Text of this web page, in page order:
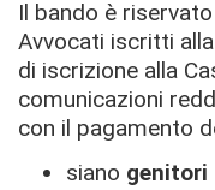
Il bando è
Avvocati iscritti
di iscrizione alla
comunicazioni
con il pagamento
siano genitori